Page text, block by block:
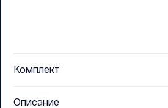
Комплект
Описание